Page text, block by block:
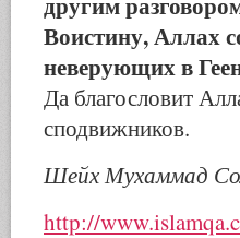
Воистину, Аллах
неверующих в
Да благословит
сподвижников.
Шейх Мухаммад
http://